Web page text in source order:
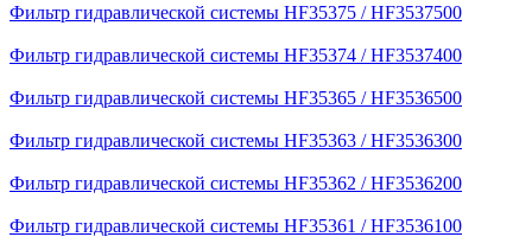
Фильтр гидравлической системы HF35375 / HF3537500
Фильтр гидравлической системы HF35374 / HF3537400
Фильтр гидравлической системы HF35365 / HF3536500
Фильтр гидравлической системы HF35363 / HF3536300
Фильтр гидравлической системы HF35362 / HF3536200
Фильтр гидравлической системы HF35361 / HF3536100